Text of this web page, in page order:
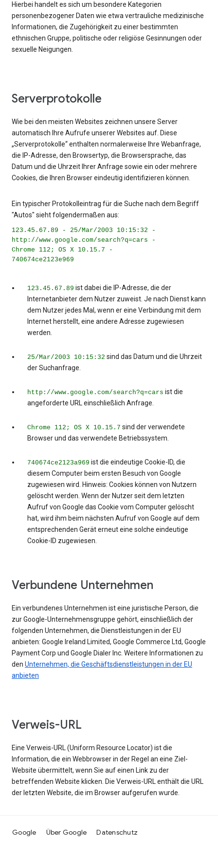
Hierbei handelt es sich um besondere Kategorien
personenbezogener Daten wie etwa vertrauliche medizinische
Informationen, die Zugehörigkeit zu einer bestimmten
ethnischen Gruppe, politische oder religiöse Gesinnungen oder
sexuelle Neigungen.
Serverprotokolle
Wie bei den meisten Websites zeichnen unsere Server
automatisch Ihre Aufrufe unserer Websites auf. Diese
„Serverprotokolle“ enthalten normalerweise Ihre Webanfrage,
die IP-Adresse, den Browsertyp, die Browsersprache, das
Datum und die Uhrzeit Ihrer Anfrage sowie ein oder mehrere
Cookies, die Ihren Browser eindeutig identifizieren können.
Ein typischer Protokolleintrag für die Suche nach dem Begriff
"Autos" sieht folgendermaßen aus:
123.45.67.89 - 25/Mar/2003 10:15:32 -
http://www.google.com/search?q=cars -
Chrome 112; OS X 10.15.7 -
740674ce2123e969
123.45.67.89 ist dabei die IP-Adresse, die der
Internetanbieter dem Nutzer zuweist. Je nach Dienst kann
dem Nutzer jedes Mal, wenn er eine Verbindung mit dem
Internet herstellt, eine andere Adresse zugewiesen
werden.
25/Mar/2003 10:15:32 sind das Datum und die Uhrzeit
der Suchanfrage.
http://www.google.com/search?q=cars ist die
angeforderte URL einschließlich Anfrage.
Chrome 112; OS X 10.15.7 sind der verwendete
Browser und das verwendete Betriebssystem.
740674ce2123a969 ist die eindeutige Cookie-ID, die
diesem Computer beim ersten Besuch von Google
zugewiesen wird. Hinweis: Cookies können von Nutzern
gelöscht werden. Wenn der Nutzer seit dem letzten
Aufruf von Google das Cookie vom Computer gelöscht
hat, wird ihm beim nächsten Aufruf von Google auf dem
entsprechenden Gerät erneut eine solche eindeutige
Cookie-ID zugewiesen.
Verbundene Unternehmen
Ein verbundenes Unternehmen ist eine juristische Person, die
zur Google-Unternehmensgruppe gehört, einschließlich der
folgenden Unternehmen, die Dienstleistungen in der EU
anbieten: Google Ireland Limited, Google Commerce Ltd, Google
Payment Corp und Google Dialer Inc. Weitere Informationen zu
den Unternehmen, die Geschäftsdienstleistungen in der EU
anbieten
Verweis-URL
Eine Verweis-URL (Uniform Resource Locator) ist die
Information, die ein Webbrowser in der Regel an eine Ziel-
Website übermittelt, wenn Sie auf einen Link zu der
betreffenden Website klicken. Die Verweis-URL enthält die URL
der letzten Website, die im Browser aufgerufen wurde.
Google Über Google Datenschutz